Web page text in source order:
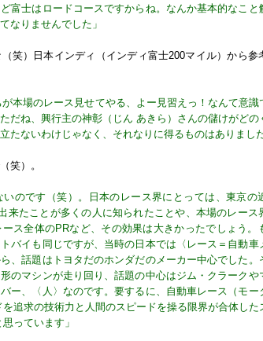
富士はロードコースですからね。なんか基本的なこと
なりませんでした」
笑）日本インディ（インディ富士200マイル）から参
が本場のレース見せてやる、よー見習えっ！なんて意識
だね、興行主の神彰（じん あきら）さんの儲けがどの
たないわけじゃなく、それなりに得るものはありました
笑）。
いのです（笑）。日本のレース界にとっては、東京の
来たことが多くの人に知られたことや、本場のレース
ス全体のPRなど、その効果は大きかったでしょう。
バイも同じですが、当時の日本では〈レース＝自動車
、話題はトヨタだのホンダだのメーカー中心でした。
のマシンが走り回り、話題の中心はジム・クラークや
ー、〈人〉なのです。要するに、自動車レース（モー
を追求の技術力と人間のスピードを操る限界が合体した
っています」